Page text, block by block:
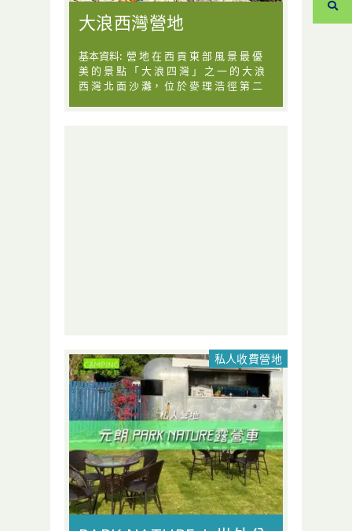
大浪西灣營地
基本資料: 營 地 在 西 貢 東 部 風 景 最 優
美 的 景 點 「 大 浪 四 灣 」 之 一 的 大 浪
西 灣 北 面 沙 灘， 位 於 麥 理 浩 徑 第 二
私人收費營地